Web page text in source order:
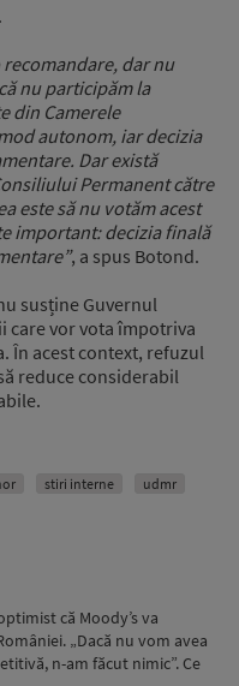
dar nu
nu participăm la
din Camerele
autonom, iar decizia
Dar există
Permanent către
este să nu votăm acest
important: decizia finală
, a spus Botond.
susține Guvernul
care vor vota împotriva
În acest context, refuzul
reduce considerabil
stiri interne udmr
că Moody’s va
„Dacă nu vom avea
n-am făcut nimic”. Ce